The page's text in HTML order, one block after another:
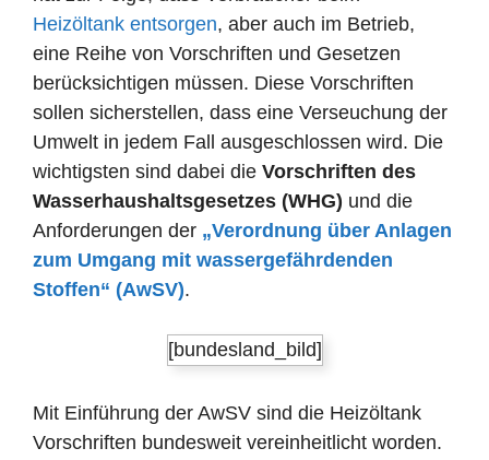
Heizöltank entsorgen, aber auch im Betrieb,
eine Reihe von Vorschriften und Gesetzen
berücksichtigen müssen. Diese Vorschriften
sollen sicherstellen, dass eine Verseuchung der
Umwelt in jedem Fall ausgeschlossen wird. Die
wichtigsten sind dabei die Vorschriften des
Wasserhaushaltsgesetzes (WHG) und die
Anforderungen der „Verordnung über Anlagen
zum Umgang mit wassergefährdenden
Stoffen“ (AwSV).
[bundesland_bild]
Mit Einführung der AwSV sind die Heizöltank
Vorschriften bundesweit vereinheitlicht worden.